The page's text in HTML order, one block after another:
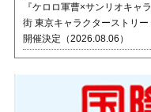
『ケロロ軍曹×サンリオキャ
街 東京キャラクターストリ
開催決定（2026.08.06）